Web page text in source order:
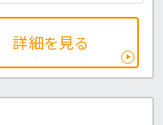
詳細を見る